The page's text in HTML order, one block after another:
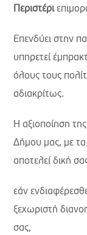
Περιστέρι
Επενδύει στην
υπηρετεί
όλους τους
αδιακρίτως.
Η αξιοποίηση
Δήμου μας, με
αποτελεί δική
εάν
ξεχωριστή
σας,